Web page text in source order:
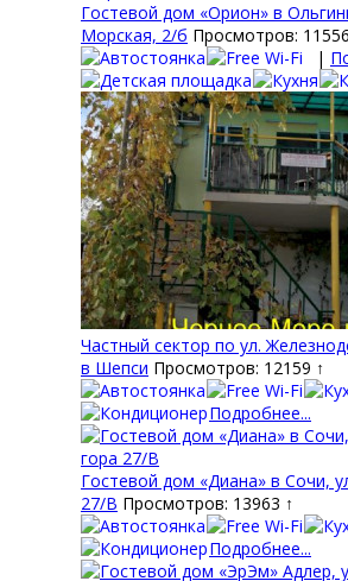
Гостевой дом «Орион» в
Морская, 2/б Просмотров:
|
Частный сектор по ул.
в Шепси Просмотров: 12159 ↑
Подробнее...
Гостевой дом «Диана» в Сочи,
27/В Просмотров: 13963 ↑
Подробнее...